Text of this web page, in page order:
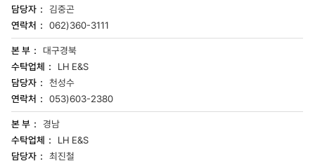
김중곤
062)360-3111
대구경북
LH E&S
천성수
053)603-2380
경남
LH E&S
최진철